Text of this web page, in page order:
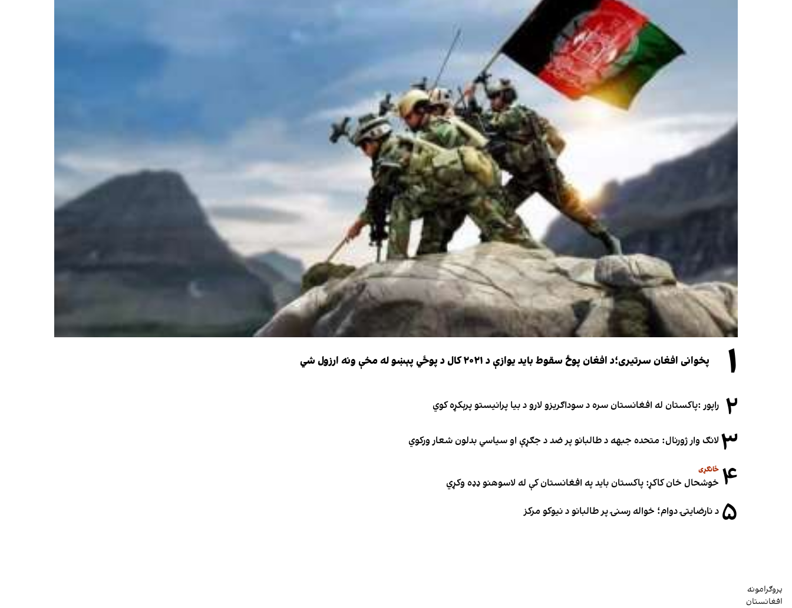
۱ پخوانی افغان سرتیری؛د افغان پوځ سقوط باید یوازې د ۲۰۲۱ کال د پوځي پېښو له مخې ونه ارزول شي
۲ راپور :پاکستان له افغانستان سره د سوداګریزو لارو د بیا پرانیستو پرېکړه کوي
۳ لانګ وار ژورنال: متحده جبهه د طالبانو پر ضد د جګړې او سیاسي بدلون شعار ورکوي
۴ ځانګړی
خوشحال خان کاکړ: پاکستان بايد په افغانستان کې له لاسوهنو ډډه وکړي
۵ د نارضایتۍ دوام؛ خواله رسنۍ پر طالبانو د نیوکو مرکز
پروګرامونه
افغانستان